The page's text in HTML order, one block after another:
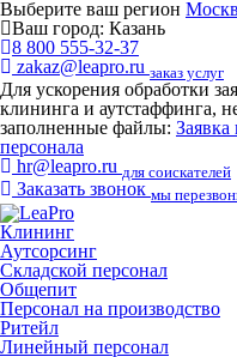
Выберите ваш регион
Ваш город: Казань
8 800 555-32-37
zakaz@leapro.ru заказ услуг
Для ускорения обработки
клининга и аутстаффинга,
заполненные файлы:
персонала
hr@leapro.ru для соискателей
Заказать звонок мы
Клининг
Аутсорсинг
Складской персонал
Общепит
Персонал на производство
Ритейл
Линейный персонал